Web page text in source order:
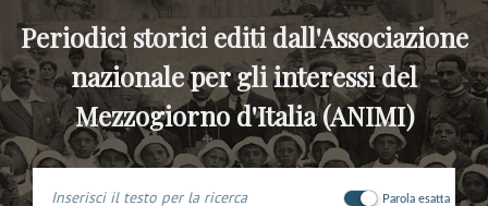
Periodici storici editi dall'Associazione
nazionale per gli interessi del
Mezzogiorno d'Italia (ANIMI)
Parola esatta